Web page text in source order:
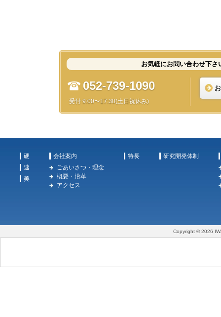
お気軽にお問い合わせ下さ
052-739-1090
受付 9:00〜17:30(土日祝休み)
硬
速
美
会社案内
ごあいさつ・理念
概要・沿革
アクセス
特長 研究開発体制
Copyright © 2026